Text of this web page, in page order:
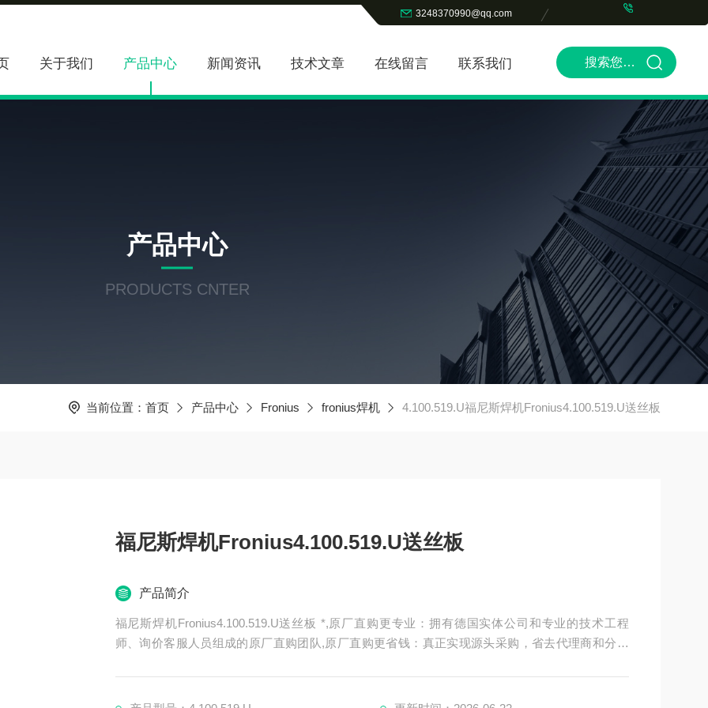
3248370990@qq.com
关于我们 产品中心 新闻资讯 技术文章 在线留言 联系我们
产品中心
PRODUCTS CNTER
当前位置： 首页 产品中心 Fronius fronius焊机 4.100.519.U福尼斯焊机Fronius4.100.519.U送丝板
福尼斯焊机Fronius4.100.519.U送丝板
产品简介
福尼斯焊机Fronius4.100.519.U送丝板 *,原厂直购更专业：拥有德国实体公司和专业的技术工程
师、询价客服人员组成的原厂直购团队,原厂直购更省钱：真正实现源头采购，省去代理商和分销